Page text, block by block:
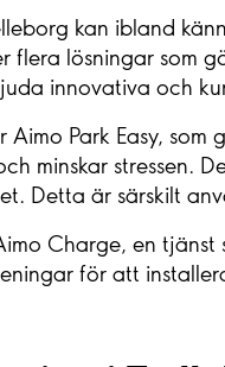
kan ibland
flera lösningar som
innovativa och
Aimo Park Easy,
minskar stressen.
Detta är särskilt
Charge, en
för att